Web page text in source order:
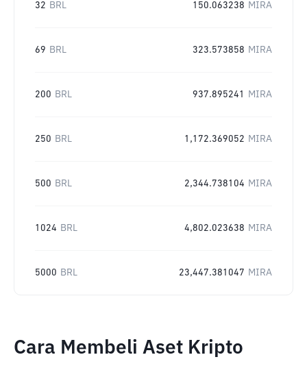
32 BRL 150.063238 MIRA
69 BRL 323.573858 MIRA
200 BRL 937.895241 MIRA
250 BRL 1,172.369052 MIRA
500 BRL 2,344.738104 MIRA
1024 BRL 4,802.023638 MIRA
5000 BRL 23,447.381047 MIRA
Cara Membeli Aset Kripto